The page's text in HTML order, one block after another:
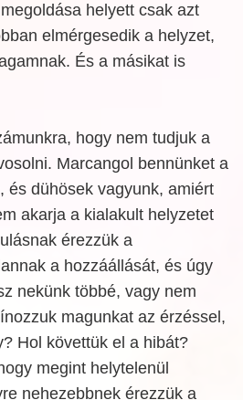
helyett csak azt
elmérgesedik a helyzet,
És a másikat is
hogy nem tudjuk a
Marcangol bennünket a
és dühösek vagyunk, amiért
akarja a kialakult helyzetet
érezzük a
a hozzáállását, és úgy
nekünk többé, vagy nem
magunkat az érzéssel,
Hol követtük el a hibát?
megint helytelenül
nehezebbnek érezzük a